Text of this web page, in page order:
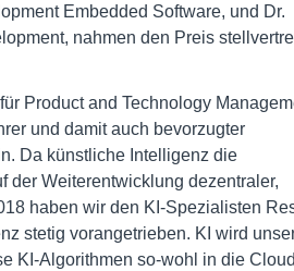
Embedded Software, und Dr.
nahmen den Preis
Product and Technology
und damit auch bevorzugter
Da künstliche Intelligenz die
der Weiterentwicklung dezentraler,
haben wir den KI-Spezialisten
stetig vorangetrieben. KI wird
KI-Algorithmen so-wohl in die